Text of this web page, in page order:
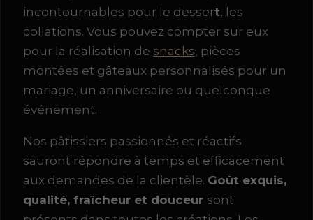
incontournables pour le dessert, les
collations. Vous pouvez compter sur eux
pour la réalisation de snacks, pièces
montées et gâteaux personnalisés pour un
mariage, un anniversaire ou quelconque
événement.
Nos pâtissiers passionnés et réactifs
sauront répondre à temps et efficacement
aux demandes de la clientèle. Goût exquis,
qualité, fraîcheur et douceur sont